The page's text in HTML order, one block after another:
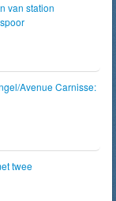
van station
Avenue Carnisse:
twee